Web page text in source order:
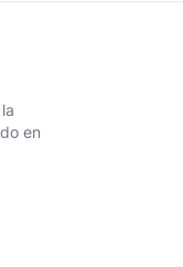
en